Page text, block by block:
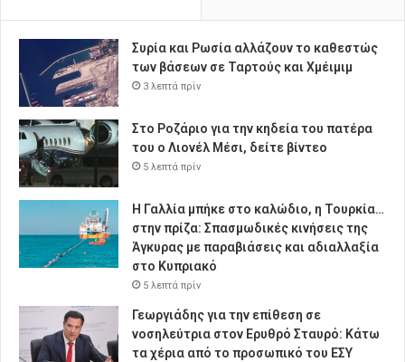
Συρία και Ρωσία αλλάζουν το καθεστώς
των βάσεων σε Ταρτούς και Χμέιμιμ
3 λεπτά πρίν
Στο Ροζάριο για την κηδεία του πατέρα
του ο Λιονέλ Μέσι, δείτε βίντεο
5 λεπτά πρίν
Η Γαλλία μπήκε στο καλώδιο, η Τουρκία…
στην πρίζα: Σπασμωδικές κινήσεις της
Άγκυρας με παραβιάσεις και αδιαλλαξία
στο Κυπριακό
5 λεπτά πρίν
Γεωργιάδης για την επίθεση σε
νοσηλεύτρια στον Ερυθρό Σταυρό: Κάτω
τα χέρια από το προσωπικό του ΕΣΥ